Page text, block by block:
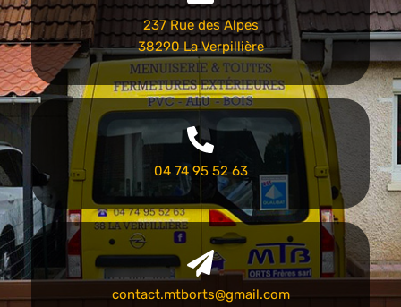
237 Rue des Alpes
38290 La Verpillière
04 74 95 52 63
contact.mtborts@gmail.com